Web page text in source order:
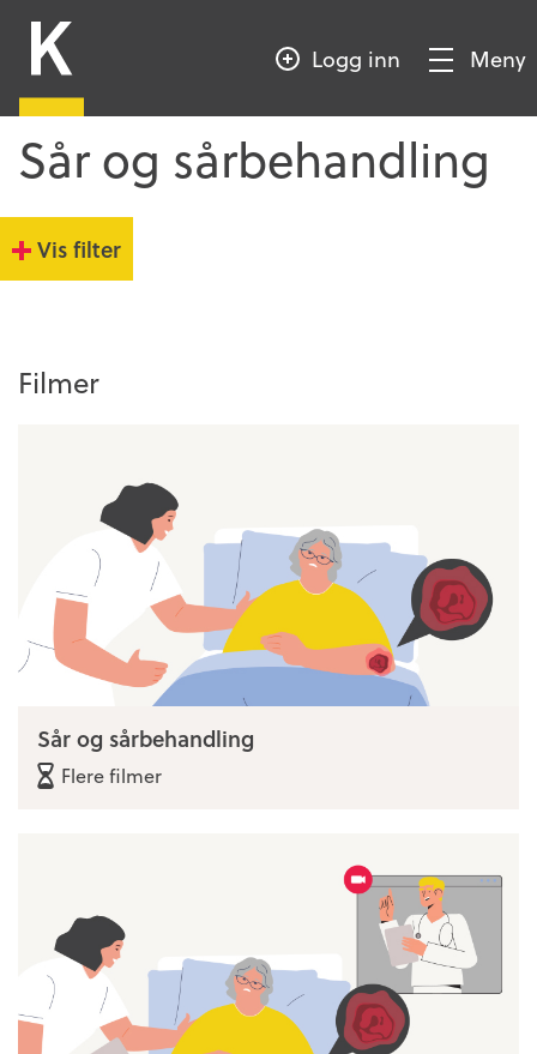
HOVEDINNHOLD
KompetansebroenLogg inn
Vis/SkjulMeny
Sår og sårbehandling
Vis filter
Filmer
Sår og sårbehandling
Flere filmer